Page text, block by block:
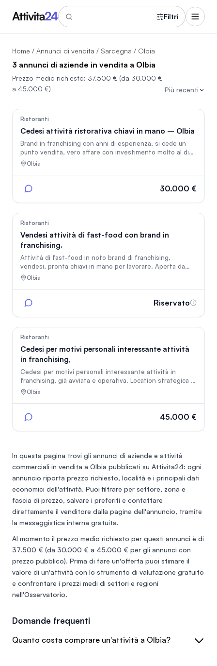
Filtri
Home / Annunci di vendita / Sardegna / Olbia
3 annunci di aziende in vendita a Olbia
Prezzo medio richiesto: 37.500 € (da 30.000 €
a 45.000 €)
Più recenti
Ristoranti
Cedesi attività ristorativa chiavi in mano – Olbia
Brand in franchising con anni di esperienza, si cede un
punto vendita, vero affare con investimento molto al di
sotto del valore di vendita. Bu Kiki
Olbia
30.000 €
Ristoranti
Vendesi attività di fast-food con brand in
franchising.
Attività di fast-food in noto brand di franchising,
vendesi, pronta chiavi in mano per lavorare. Aperta da
due mesi, si vende per espatrio. Ottimo affare per chi
centro della città di Olbia con scuole e attività
interessati, trattative riservate.
Olbia
Riservato
Ristoranti
Cedesi per motivi personali interessante attività
in franchising,
Cedesi per motivi personali interessante attività in
franchising, già avviata e operativa. Location strategica in
prossimità di scuole e zona residenziale, con clientela
supporto incluso ✅ Ottimo potenziale di crescita serale ✅
reale di partenza superiore a 70.000€ Cedo tutto a
Olbia
45.000 €
In questa pagina trovi gli annunci di aziende e attività
commerciali in vendita a Olbia pubblicati su Attivita24: ogni
annuncio riporta prezzo richiesto, località e i principali dati
economici dell'attività. Puoi filtrare per settore, zona e
fascia di prezzo, salvare i preferiti e contattare
direttamente il venditore dalla pagina dell'annuncio, tramite
la messaggistica interna gratuita.
Al momento il prezzo medio richiesto per questi annunci è di
37.500 € (da 30.000 € a 45.000 € per gli annunci con
prezzo pubblico). Prima di fare un'offerta puoi stimare il
valore di un'attività con lo strumento di valutazione gratuito
e confrontare i prezzi medi di settori e regioni
nell'Osservatorio.
Domande frequenti
Quanto costa comprare un'attività a Olbia?